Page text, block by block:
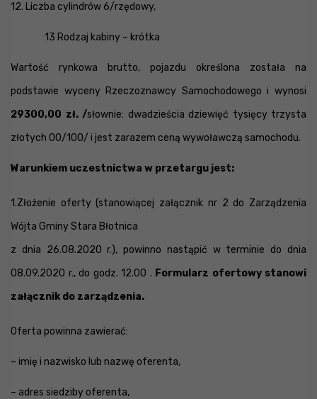
12. Liczba cylindrów 6/rzędowy,
13 Rodzaj kabiny – krótka
Wartość rynkowa brutto, pojazdu określona została na
podstawie wyceny Rzeczoznawcy Samochodowego i wynosi
29300,00 zł. /słownie: dwadzieścia dziewięć tysięcy trzysta
złotych 00/100/ i jest zarazem ceną wywoławczą samochodu.
Warunkiem uczestnictwa w przetargu jest:
1.Złożenie oferty (stanowiącej załącznik nr 2 do Zarządzenia
Wójta Gminy Stara Błotnica
z dnia 26.08.2020 r.), powinno nastąpić w terminie do dnia
08.09.2020 r., do godz. 12.00 . Formularz ofertowy stanowi
załącznik do zarządzenia.
Oferta powinna zawierać:
– imię i nazwisko lub nazwę oferenta,
– adres siedziby oferenta,